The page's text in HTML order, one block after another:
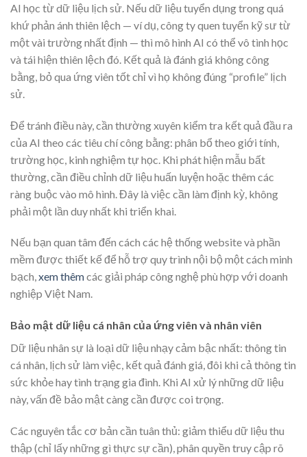
AI học từ dữ liệu lịch sử. Nếu dữ liệu tuyển dụng trong quá
khứ phản ánh thiên lệch — ví dụ, công ty quen tuyển kỹ sư từ
một vài trường nhất định — thì mô hình AI có thể vô tình học
và tái hiện thiên lệch đó. Kết quả là đánh giá không công
bằng, bỏ qua ứng viên tốt chỉ vì họ không đúng “profile” lịch
sử.
Để tránh điều này, cần thường xuyên kiểm tra kết quả đầu ra
của AI theo các tiêu chí công bằng: phân bổ theo giới tính,
trường học, kinh nghiệm tự học. Khi phát hiện mẫu bất
thường, cần điều chỉnh dữ liệu huấn luyện hoặc thêm các
ràng buộc vào mô hình. Đây là việc cần làm định kỳ, không
phải một lần duy nhất khi triển khai.
Nếu bạn quan tâm đến cách các hệ thống website và phần
mềm được thiết kế để hỗ trợ quy trình nội bộ một cách minh
bạch,xem thêmcác giải pháp công nghệ phù hợp với doanh
nghiệp Việt Nam.
Bảo mật dữ liệu cá nhân của ứng viên và nhân viên
Dữ liệu nhân sự là loại dữ liệu nhạy cảm bậc nhất: thông tin
cá nhân, lịch sử làm việc, kết quả đánh giá, đôi khi cả thông tin
sức khỏe hay tình trạng gia đình. Khi AI xử lý những dữ liệu
này, vấn đề bảo mật càng cần được coi trọng.
Các nguyên tắc cơ bản cần tuân thủ: giảm thiểu dữ liệu thu
thập (chỉ lấy những gì thực sự cần), phân quyền truy cập rõ